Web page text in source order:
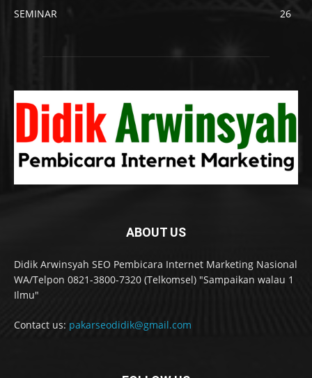
SEMINAR
26
ABOUT US
Didik Arwinsyah SEO Pembicara Internet Marketing Nasional
WA/Telpon 0821-3800-7320 (Telkomsel) "Sampaikan walau 1
Ilmu"
Contact us: pakarseodidik@gmail.com